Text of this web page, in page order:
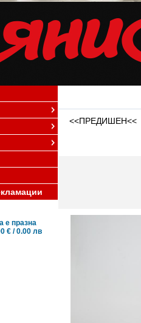
е празна
€ / 0.00 лв
<<ПРЕДИШЕН<<